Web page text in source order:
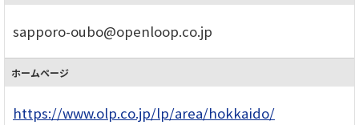
sapporo-oubo@openloop.co.jp
ホームページ
https://www.olp.co.jp/lp/area/hokkaido/